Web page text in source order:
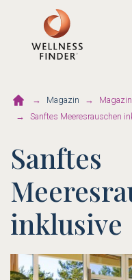
Magazin
Magazin
Sanftes Meeresrauschen
Sanftes
inklusive